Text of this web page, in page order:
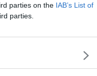
parties on the IAB’s List of
parties.